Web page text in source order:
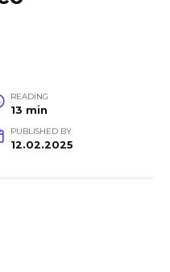
READING
13 min
PUBLISHED BY
12.02.2025